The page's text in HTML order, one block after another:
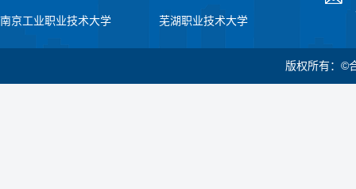
南京工业职业技术大学 芜湖职业技术大学
版权所有：